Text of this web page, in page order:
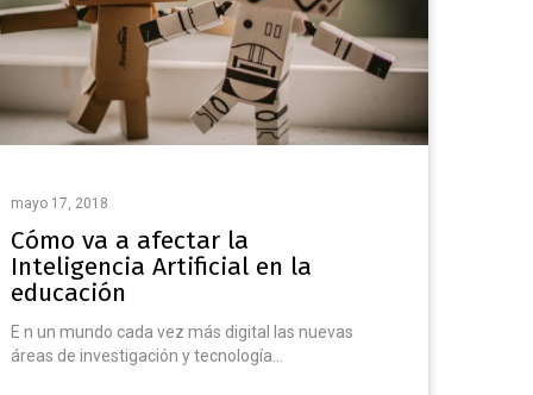
mayo 17, 2018
Cómo va a afectar la
Inteligencia Artificial en la
educación
E n un mundo cada vez más digital las nuevas
áreas de investigación y tecnología…